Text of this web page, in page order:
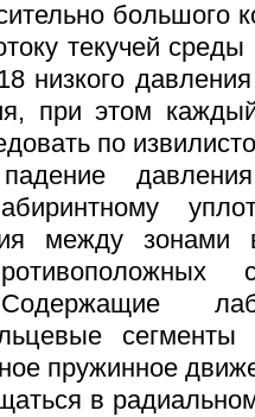
большого
текучей
низкого
при этом
по
падение
между зонами
сегменты
пружинное
в